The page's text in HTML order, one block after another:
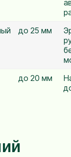
до 25 мм
до 20 мм